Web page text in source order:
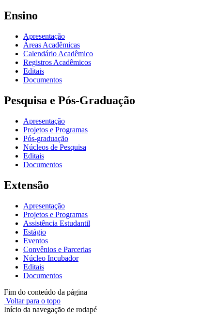
Ensino
Apresentação
Áreas Acadêmicas
Calendário Acadêmico
Registros Acadêmicos
Editais
Documentos
Pesquisa e Pós-Graduação
Apresentação
Projetos e Programas
Pós-graduação
Núcleos de Pesquisa
Editais
Documentos
Extensão
Apresentação
Projetos e Programas
Assistência Estudantil
Estágio
Eventos
Convênios e Parcerias
Núcleo Incubador
Editais
Documentos
Fim do conteúdo da página
Voltar para o topo
Início da navegação de rodapé